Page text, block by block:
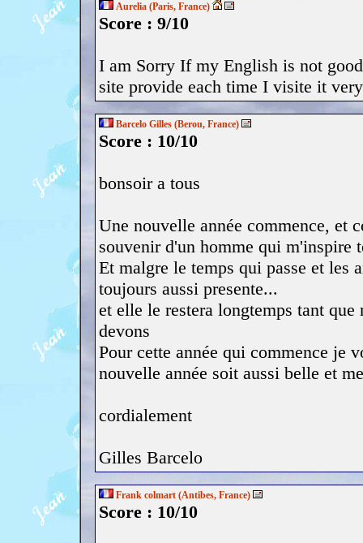
Aurelia (Paris, France)
Score : 9/10
I am Sorry If my English is not
site provide each time I visite it
Barcelo Gilles (Berou, France)
Score : 10/10
bonsoir a tous
Une nouvelle année commence, et
souvenir d'un homme qui m'inspire
Et malgre le temps qui passe et les
toujours aussi presente...
et elle le restera longtemps tant
devons
Pour cette année qui commence je
nouvelle année soit aussi belle et
cordialement
Gilles Barcelo
Frank colmart (Antibes, France)
Score : 10/10